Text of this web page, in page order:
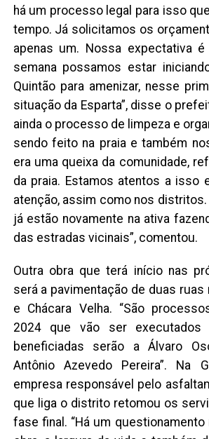
há um processo legal para isso
tempo. Já solicitamos os
apenas um. Nossa expectativa
semana possamos estar
Quintão para amenizar, nesse
situação da Esparta”, disse o
ainda o processo de limpeza e
sendo feito na praia e também
era uma queixa da comunidade,
da praia. Estamos atentos a isso
atenção, assim como nos
já estão novamente na ativa
das estradas vicinais”, comentou.
Outra obra que terá início nas
será a pavimentação de duas ruas
e Chácara Velha. “São
2024 que vão ser executados
beneficiadas serão a Álvaro
Antônio Azevedo Pereira”. Na
empresa responsável pelo
que liga o distrito retomou os
fase final. “Há um